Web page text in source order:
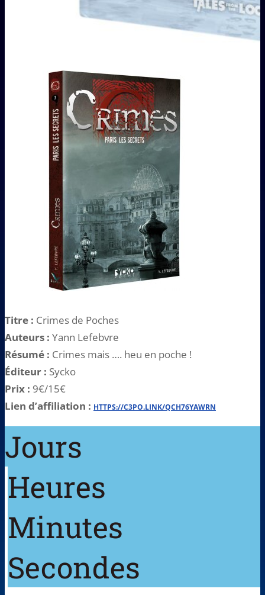
Titre : Crimes de Poches
Auteurs : Yann Lefebvre
Résumé : Crimes mais …. heu en poche !
Éditeur : Sycko
Prix : 9€/15€
Lien d’affiliation : HTTPS://C3PO.LINK/QCH76YAWRN
Jours
Heures
Minutes
Secondes